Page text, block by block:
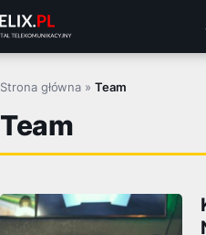
Strona główna »Team
Team